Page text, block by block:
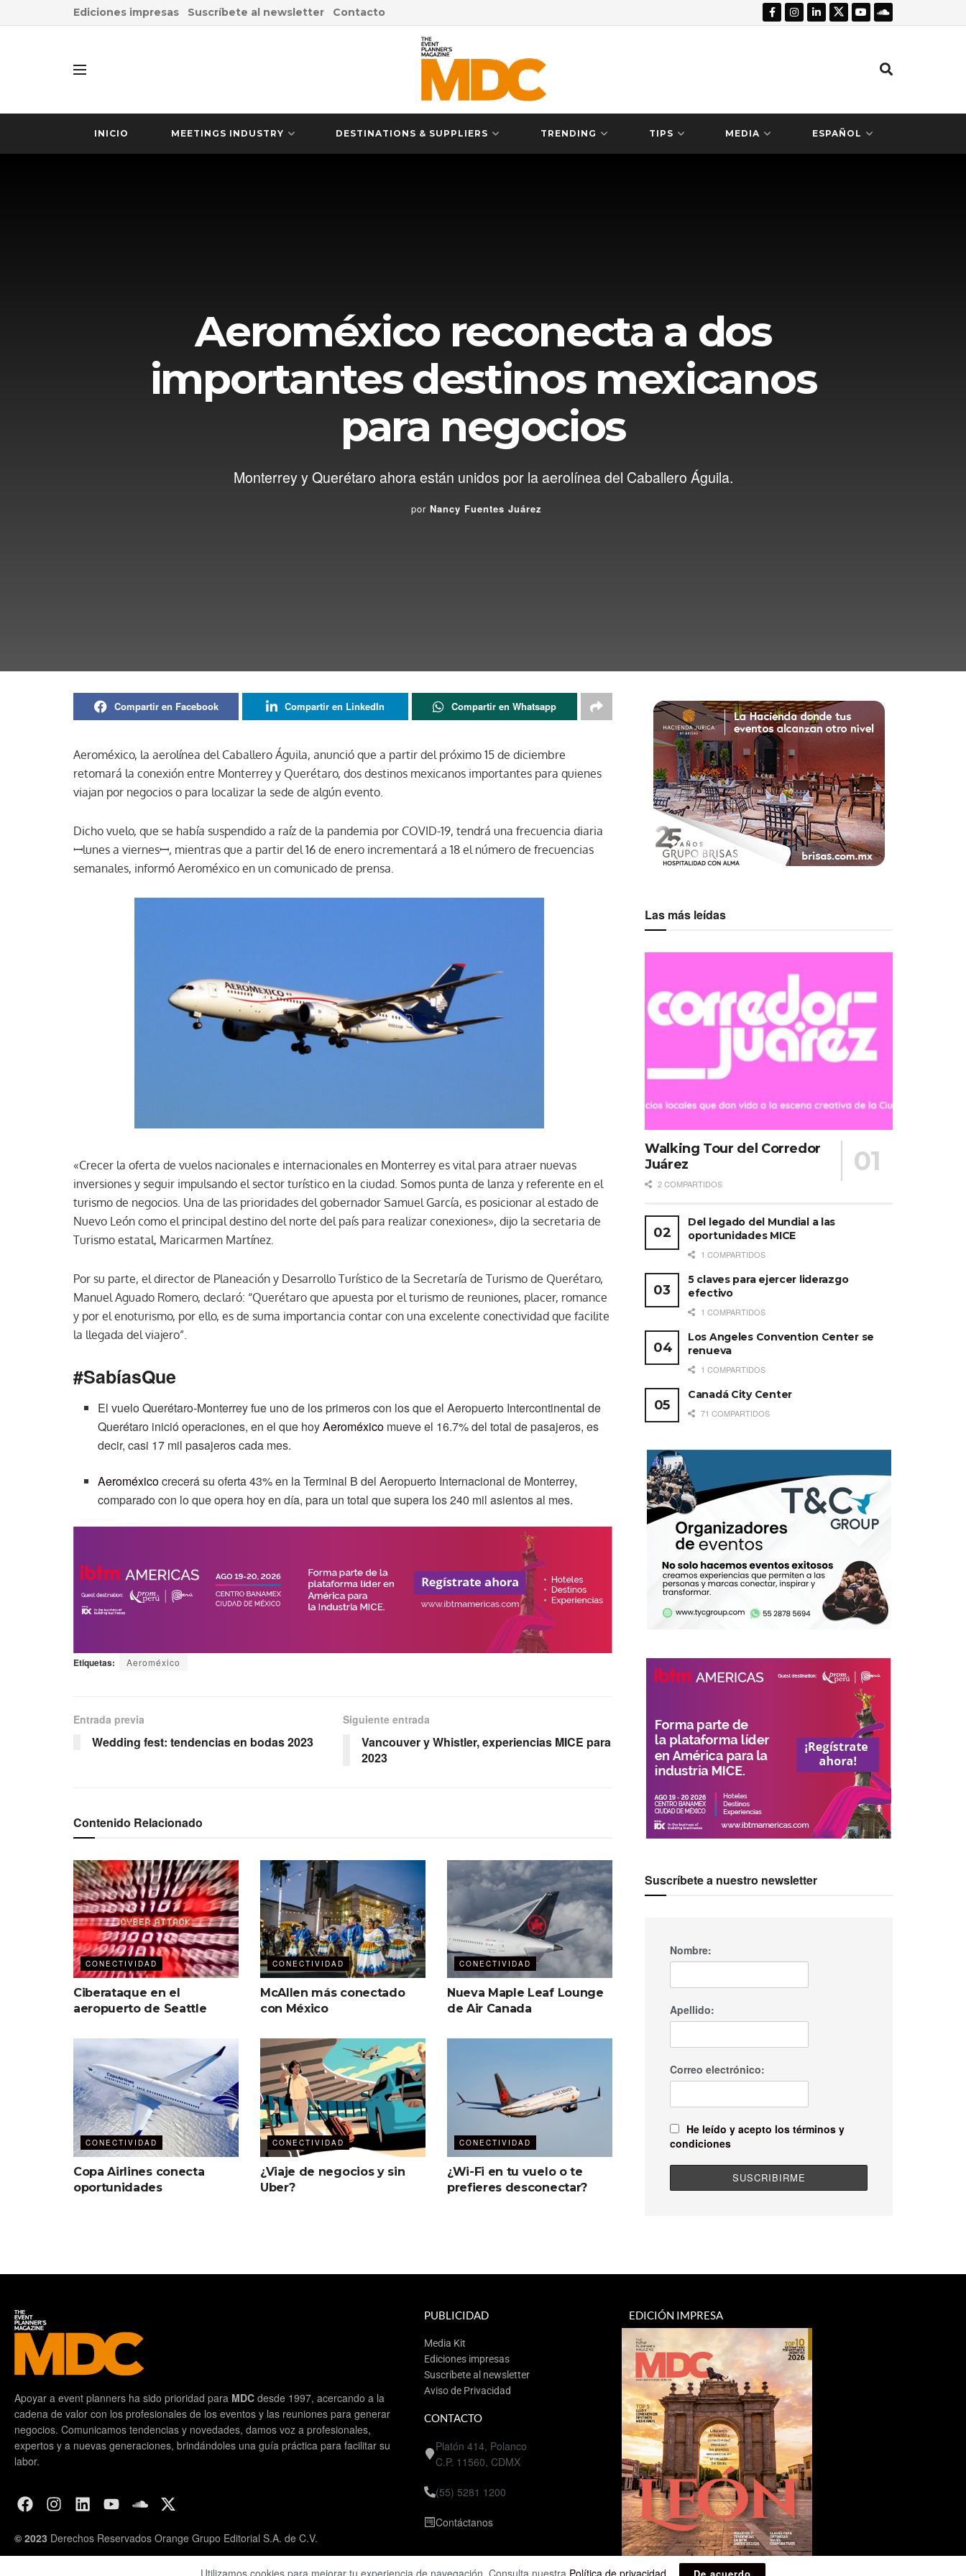
Ediciones impresas Suscríbete al newsletter Contacto
INICIO MEETINGS INDUSTRY DESTINATIONS & SUPPLIERS TRENDING TIPS MEDIA ESPAÑOL
Aeroméxico reconecta a dos
importantes destinos mexicanos
para negocios
Monterrey y Querétaro ahora están unidos por la aerolínea del Caballero Águila.
por Nancy Fuentes Juárez
Compartir en Facebook Compartir en LinkedIn Compartir en Whatsapp
Aeroméxico, la aerolínea del Caballero Águila, anunció que a partir del próximo 15 de diciembre
retomará la conexión entre Monterrey y Querétaro, dos destinos mexicanos importantes para quienes
viajan por negocios o para localizar la sede de algún evento.
Dicho vuelo, que se había suspendido a raíz de la pandemia por COVID-19, tendrá una frecuencia diaria
ꟷlunes a viernesꟷ, mientras que a partir del 16 de enero incrementará a 18 el número de frecuencias
semanales, informó Aeroméxico en un comunicado de prensa.
«Crecer la oferta de vuelos nacionales e internacionales en Monterrey es vital para atraer nuevas
inversiones y seguir impulsando el sector turístico en la ciudad. Somos punta de lanza y referente en el
turismo de negocios. Una de las prioridades del gobernador Samuel García, es posicionar al estado de
Nuevo León como el principal destino del norte del país para realizar conexiones», dijo la secretaria de
Turismo estatal, Maricarmen Martínez.
Por su parte, el director de Planeación y Desarrollo Turístico de la Secretaría de Turismo de Querétaro,
Manuel Aguado Romero, declaró: “Querétaro que apuesta por el turismo de reuniones, placer, romance
y por el enoturismo, por ello, es de suma importancia contar con una excelente conectividad que facilite
la llegada del viajero”.
#SabíasQue
El vuelo Querétaro-Monterrey fue uno de los primeros con los que el Aeropuerto Intercontinental de
Querétaro inició operaciones, en el que hoyAeroméxico mueve el 16.7% del total de pasajeros, es
decir, casi 17 mil pasajeros cada mes.
Aeroméxicocrecerá su oferta 43% en la Terminal B del Aeropuerto Internacional de Monterrey,
comparado con lo que opera hoy en día, para un total que supera los 240 mil asientos al mes.
Etiquetas: Aeroméxico
Entrada previa
Wedding fest: tendencias en bodas 2023
Siguiente entrada
Vancouver y Whistler, experiencias MICE para
2023
Contenido Relacionado
CONECTIVIDAD
Ciberataque en el
aeropuerto de Seattle
CONECTIVIDAD
McAllen más conectado
con México
CONECTIVIDAD
Nueva Maple Leaf Lounge
de Air Canada
CONECTIVIDAD
Copa Airlines conecta
oportunidades
CONECTIVIDAD
¿Viaje de negocios y sin
Uber?
CONECTIVIDAD
¿Wi-Fi en tu vuelo o te
prefieres desconectar?
Las más leídas
Walking Tour del Corredor
Juárez
2 COMPARTIDOS
Del legado del Mundial a las
oportunidades MICE
1 COMPARTIDOS
5 claves para ejercer liderazgo
efectivo
1 COMPARTIDOS
Los Angeles Convention Center se
renueva
1 COMPARTIDOS
Canadá City Center
71 COMPARTIDOS
Suscríbete a nuestro newsletter
Nombre:
Apellido:
Correo electrónico:
He leído y acepto los términos y
condiciones
Apoyar a event planners ha sido prioridad para MDC desde 1997, acercando a la
cadena de valor con los profesionales de los eventos y las reuniones para generar
negocios. Comunicamos tendencias y novedades, damos voz a profesionales,
expertos y a nuevas generaciones, brindándoles una guía práctica para facilitar su
labor.
© 2023 Derechos Reservados Orange Grupo Editorial S.A. de C.V.
PUBLICIDAD
Media Kit
Ediciones impresas
Suscríbete al newsletter
Aviso de Privacidad
CONTACTO
Platón 414, Polanco
C.P. 11560, CDMX
(55) 5281 1200
Contáctanos
EDICIÓN IMPRESA
Utilizamos cookies para mejorar tu experiencia de navegación. Consulta nuestra Política de privacidad